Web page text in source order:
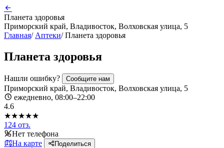
Планета здоровья
Приморский край, Владивосток, Волховская улица, 5
Главная/ Аптеки/ Планета здоровья
Планета здоровья
Нашли ошибку? Сообщите нам
Приморский край, Владивосток, Волховская улица, 5
ежедневно, 08:00–22:00
4.6
★★★★★
124 отз.
Нет телефона
На карте
Поделиться